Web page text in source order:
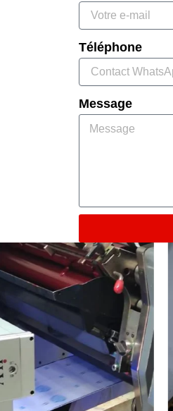
Téléphone
Message